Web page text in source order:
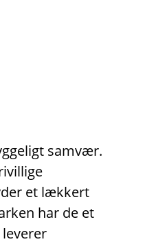
samvær.
et lækkert
har de et